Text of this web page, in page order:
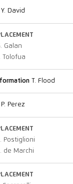
David
Galan
Tolofua
T. Flood
Perez
Postiglioni
de Marchi